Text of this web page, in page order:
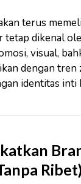
terus
tetap dikenal
visual,
dengan tren
identitas inti